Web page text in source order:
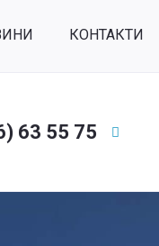
КОНТАКТИ
63 55 75